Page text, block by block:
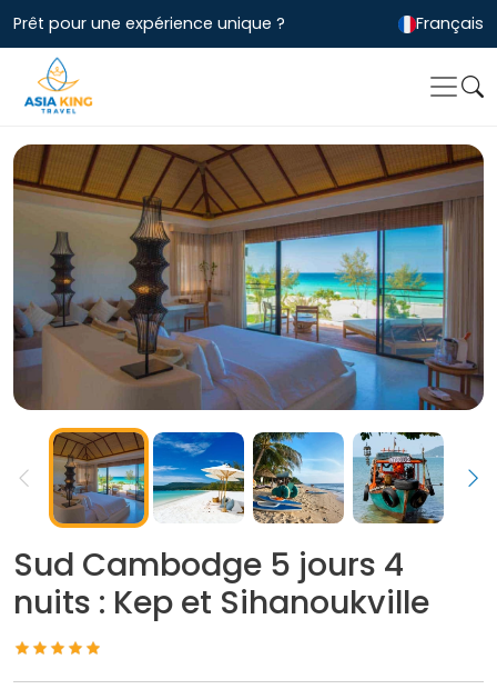
Prêt pour une expérience unique ? Français
Sud Cambodge 5 jours 4
nuits : Kep et Sihanoukville